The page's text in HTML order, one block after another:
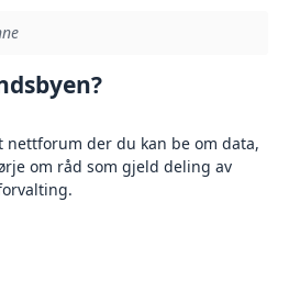
nettforum der du kan be om data,
om råd som gjeld deling av